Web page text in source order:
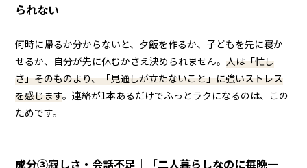
られない
何時に帰るか分からないと、夕飯を作るか、子どもを先に寝か
せるか、自分が先に休むかさえ決められません。人は「忙し
さ」そのものより、「見通しが立たないこと」に強いストレス
を感じます。連絡が1本あるだけでふっとラクになるのは、この
ためです。
成分③寂しさ・会話不足｜「二人暮らしなのに毎晩一